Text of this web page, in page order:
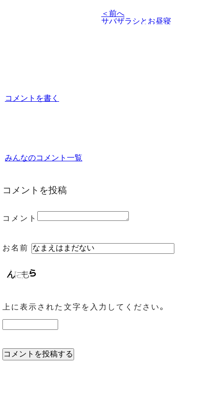
＜前へ
サバザラシとお昼寝
コメントを書く
みんなのコメント一覧
コメントを投稿
コメント
お名前
上に表示された文字を入力してください。